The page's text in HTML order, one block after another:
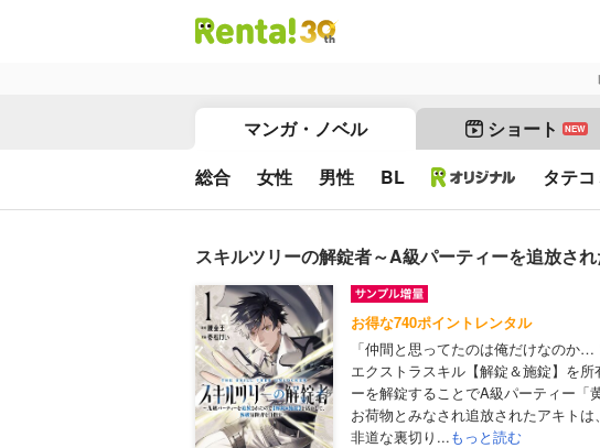
マンガ・ノベル ショート NEW
総合 女性 男性 BL タテコ
スキルツリーの解錠者～A級パーティーを追放さ
お得な740ポイントレンタル
「仲間と思ってたのは俺だけなのか…
エクストラスキル【解錠＆施錠】を
ーを解錠することでA級パーティー「
お荷物とみなされ追放されたアキトは
非道な裏切り...もっと読む